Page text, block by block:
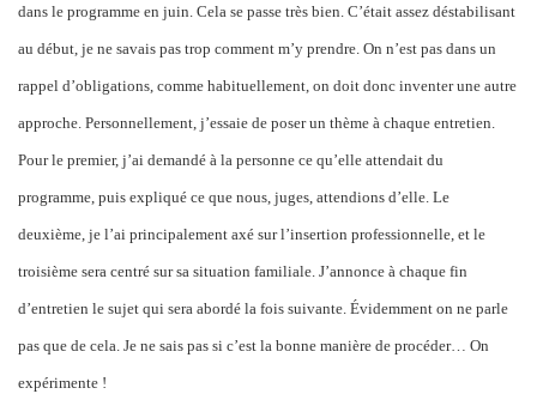
dans le programme en juin. Cela se passe très bien. C’était assez déstabilisant
au début, je ne savais pas trop comment m’y prendre. On n’est pas dans un
rappel d’obligations, comme habituellement, on doit donc inventer une autre
approche. Personnellement, j’essaie de poser un thème à chaque entretien.
Pour le premier, j’ai demandé à la personne ce qu’elle attendait du
programme, puis expliqué ce que nous, juges, attendions d’elle. Le
deuxième, je l’ai principalement axé sur l’insertion professionnelle, et le
troisième sera centré sur sa situation familiale. J’annonce à chaque fin
d’entretien le sujet qui sera abordé la fois suivante. Évidemment on ne parle
pas que de cela. Je ne sais pas si c’est la bonne manière de procéder… On
expérimente !